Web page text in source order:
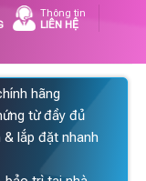
Thông tin
LIÊN HỆ
hãng
từ đầy đủ
& lắp đặt nhanh